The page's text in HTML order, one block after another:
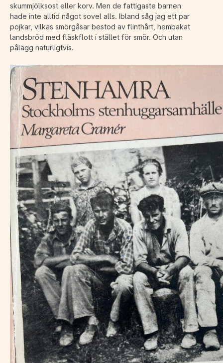
skummjölksost eller korv. Men de fattigaste barnen
hade inte alltid något sovel alls. Ibland såg jag ett par
pojkar, vilkas smörgåsar bestod av flinthårt, hembakat
landsbröd med fläskflott i stället för smör. Och utan
pålägg naturligtvis.